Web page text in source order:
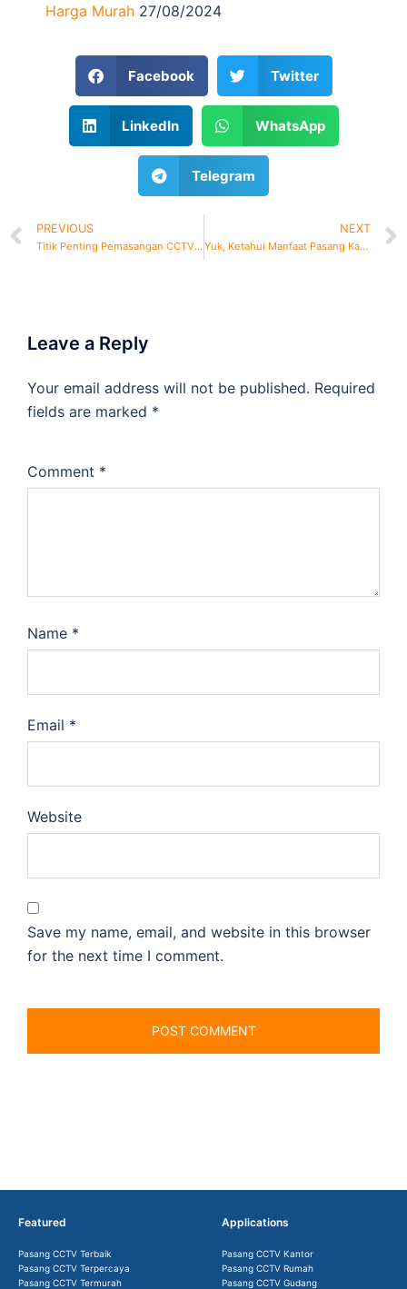
Harga Murah 27/08/2024
Facebook Twitter
LinkedIn WhatsApp
Telegram
PREVIOUS
Titik Penting Pemasangan CCTV di Rumah
NEXT
Yuk, Ketahui Manfaat Pasang Kamera Keamanan di Sekolah
Leave a Reply
Your email address will not be published. Required
fields are marked *
Comment *
Name *
Email *
Website
Save my name, email, and website in this browser
for the next time I comment.
Featured
Pasang CCTV Terbaik
Pasang CCTV Terpercaya
Pasang CCTV Termurah
Applications
Pasang CCTV Kantor
Pasang CCTV Rumah
Pasang CCTV Gudang